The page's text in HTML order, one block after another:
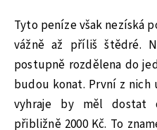
Tyto peníze však nezíská
vážně až příliš štědré.
postupně rozdělena do
budou konat. První z nich
vyhraje by měl dostat
přibližně 2000 Kč. To